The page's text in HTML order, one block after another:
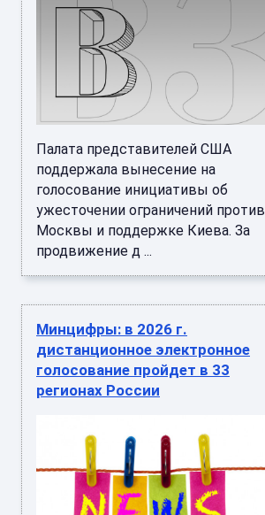
Палата представителей США
поддержала вынесение на
голосование инициативы об
ужесточении ограничений против
Москвы и поддержке Киева. За
продвижение д ...
Минцифры: в 2026 г.
дистанционное электронное
голосование пройдет в 33
регионах России